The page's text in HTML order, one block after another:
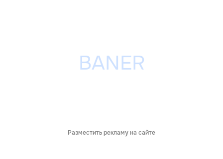
Разместить рекламу на сайте